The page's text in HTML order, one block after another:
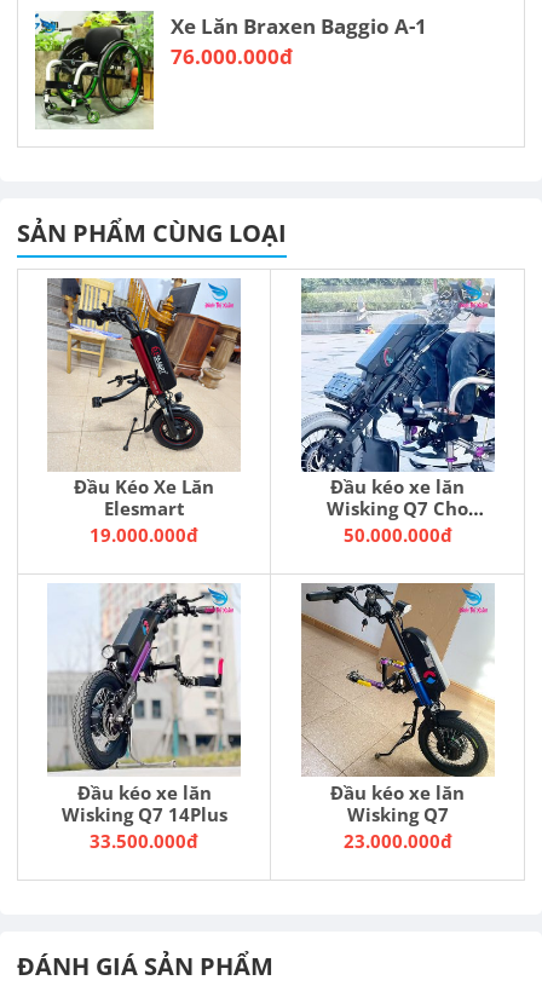
Xe Lăn Braxen Baggio A-1
76.000.000đ
SẢN PHẨM CÙNG LOẠI
Đầu Kéo Xe Lăn
Elesmart
19.000.000đ
Đầu kéo xe lăn
Wisking Q7 Cho
Người Liệt Tứ Chi
50.000.000đ
Đầu kéo xe lăn
Wisking Q7 14Plus
33.500.000đ
Đầu kéo xe lăn
Wisking Q7
23.000.000đ
ĐÁNH GIÁ SẢN PHẨM